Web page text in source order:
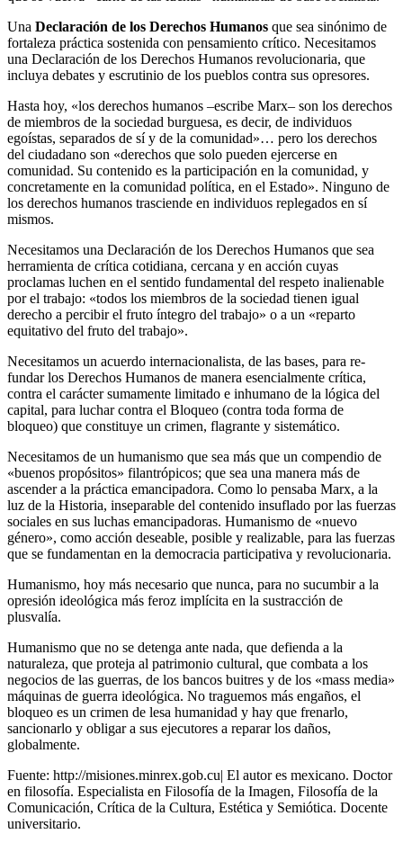
Una Declaración de los Derechos Humanos que sea sinónimo de
fortaleza práctica sostenida con pensamiento crítico. Necesitamos
una Declaración de los Derechos Humanos revolucionaria, que
incluya debates y escrutinio de los pueblos contra sus opresores.
Hasta hoy, «los derechos humanos –escribe Marx– son los derechos
de miembros de la sociedad burguesa, es decir, de individuos
egoístas, separados de sí y de la comunidad»… pero los derechos
del ciudadano son «derechos que solo pueden ejercerse en
comunidad. Su contenido es la participación en la comunidad, y
concretamente en la comunidad política, en el Estado». Ninguno de
los derechos humanos trasciende en individuos replegados en sí
mismos.
Necesitamos una Declaración de los Derechos Humanos que sea
herramienta de crítica cotidiana, cercana y en acción cuyas
proclamas luchen en el sentido fundamental del respeto inalienable
por el trabajo: «todos los miembros de la sociedad tienen igual
derecho a percibir el fruto íntegro del trabajo» o a un «reparto
equitativo del fruto del trabajo».
Necesitamos un acuerdo internacionalista, de las bases, para re-
fundar los Derechos Humanos de manera esencialmente crítica,
contra el carácter sumamente limitado e inhumano de la lógica del
capital, para luchar contra el Bloqueo (contra toda forma de
bloqueo) que constituye un crimen, flagrante y sistemático.
Necesitamos de un humanismo que sea más que un compendio de
«buenos propósitos» filantrópicos; que sea una manera más de
ascender a la práctica emancipadora. Como lo pensaba Marx, a la
luz de la Historia, inseparable del contenido insuflado por las fuerzas
sociales en sus luchas emancipadoras. Humanismo de «nuevo
género», como acción deseable, posible y realizable, para las fuerzas
que se fundamentan en la democracia participativa y revolucionaria.
Humanismo, hoy más necesario que nunca, para no sucumbir a la
opresión ideológica más feroz implícita en la sustracción de
plusvalía.
Humanismo que no se detenga ante nada, que defienda a la
naturaleza, que proteja al patrimonio cultural, que combata a los
negocios de las guerras, de los bancos buitres y de los «mass media»
máquinas de guerra ideológica. No traguemos más engaños, el
bloqueo es un crimen de lesa humanidad y hay que frenarlo,
sancionarlo y obligar a sus ejecutores a reparar los daños,
globalmente.
Fuente: http://misiones.minrex.gob.cu| El autor es mexicano. Doctor
en filosofía. Especialista en Filosofía de la Imagen, Filosofía de la
Comunicación, Crítica de la Cultura, Estética y Semiótica. Docente
universitario.